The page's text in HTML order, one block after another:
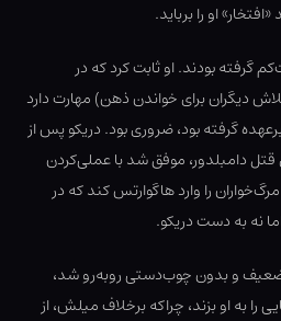
او را برباید.
بودند. او ثابت کرد که در
دیگران برای خواندن ذهن) مهارت دارد
گرفته بود، ضروری بود. دریکو پس از
دامبلدور، موفق شد با عملی‌کردن
را وارد هاگوارتس کند که در
نه به دست دریکو.
ضعیف و بدون چوب‌دستی روبه‌رو شد،
به او بزند، چراکه برخلاف میلش، از